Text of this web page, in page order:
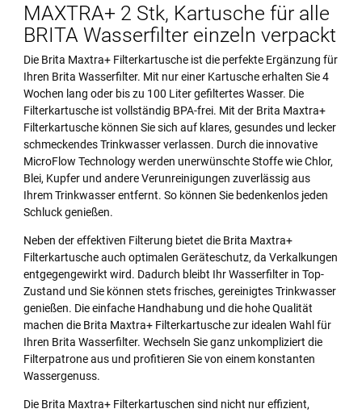
MAXTRA+ 2 Stk, Kartusche für alle
BRITA Wasserfilter einzeln verpackt
Die Brita Maxtra+ Filterkartusche ist die perfekte Ergänzung für
Ihren Brita Wasserfilter. Mit nur einer Kartusche erhalten Sie 4
Wochen lang oder bis zu 100 Liter gefiltertes Wasser. Die
Filterkartusche ist vollständig BPA-frei. Mit der Brita Maxtra+
Filterkartusche können Sie sich auf klares, gesundes und lecker
schmeckendes Trinkwasser verlassen. Durch die innovative
MicroFlow Technology werden unerwünschte Stoffe wie Chlor,
Blei, Kupfer und andere Verunreinigungen zuverlässig aus
Ihrem Trinkwasser entfernt. So können Sie bedenkenlos jeden
Schluck genießen.
Neben der effektiven Filterung bietet die Brita Maxtra+
Filterkartusche auch optimalen Geräteschutz, da Verkalkungen
entgegengewirkt wird. Dadurch bleibt Ihr Wasserfilter in Top-
Zustand und Sie können stets frisches, gereinigtes Trinkwasser
genießen. Die einfache Handhabung und die hohe Qualität
machen die Brita Maxtra+ Filterkartusche zur idealen Wahl für
Ihren Brita Wasserfilter. Wechseln Sie ganz unkompliziert die
Filterpatrone aus und profitieren Sie von einem konstanten
Wassergenuss.
Die Brita Maxtra+ Filterkartuschen sind nicht nur effizient,